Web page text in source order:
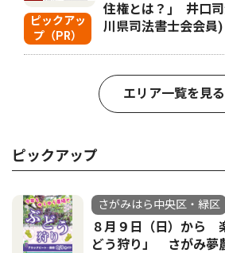
ピックアッ
プ（PR）
住権とは？｣ 井口
川県司法書士会会員)
エリア一覧を見る
ピックアップ
さがみはら中央区・緑区
８月９日（日）から
どう狩り」 さがみ夢